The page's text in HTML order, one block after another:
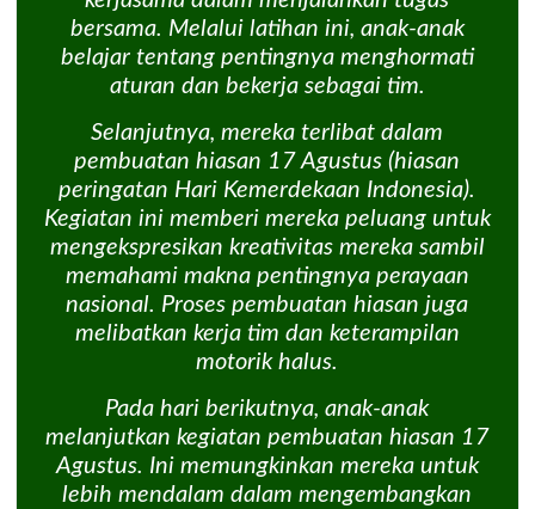
bersama. Melalui latihan ini, anak-anak
belajar tentang pentingnya menghormati
aturan dan bekerja sebagai tim.
Selanjutnya, mereka terlibat dalam
pembuatan hiasan 17 Agustus (hiasan
peringatan Hari Kemerdekaan Indonesia).
Kegiatan ini memberi mereka peluang untuk
mengekspresikan kreativitas mereka sambil
memahami makna pentingnya perayaan
nasional. Proses pembuatan hiasan juga
melibatkan kerja tim dan keterampilan
motorik halus.
Pada hari berikutnya, anak-anak
melanjutkan kegiatan pembuatan hiasan 17
Agustus. Ini memungkinkan mereka untuk
lebih mendalam dalam mengembangkan